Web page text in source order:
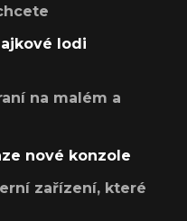
lodi
na malém a
nové konzole
zařízení, které